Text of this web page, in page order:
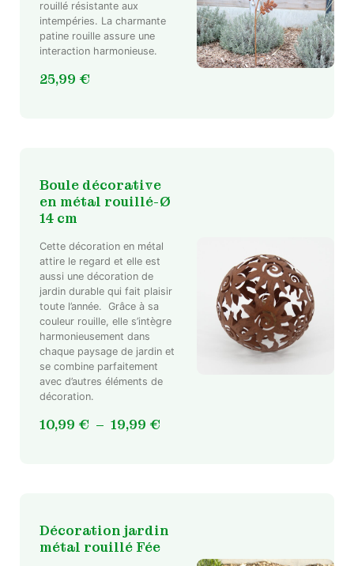
rouillé résistante aux
intempéries. La charmante
patine rouille assure une
interaction harmonieuse.
25,99 €
produit
plusieurs
produit
Boule décorative
en métal rouillé-Ø
14 cm
Cette décoration en métal
attire le regard et elle est
aussi une décoration de
jardin durable qui fait plaisir
toute l’année. Grâce à sa
couleur rouille, elle s’intègre
harmonieusement dans
chaque paysage de jardin et
se combine parfaitement
avec d’autres éléments de
décoration.
10,99 € – 19,99 €Plage
Décoration jardin
métal rouillé Fée